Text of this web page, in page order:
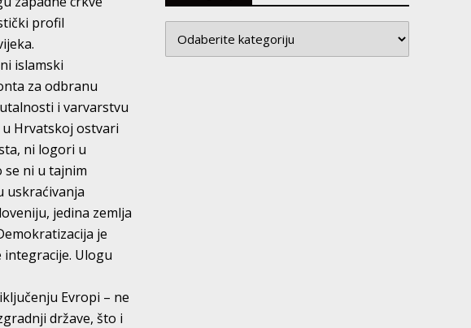
profil
islamski
za odbranu
i varvarstvu
Hrvatskoj ostvari
ni logori u
se ni u tajnim
uskraćivanja
jedina zemlja
je
Ulogu
Evropi – ne
države, što i